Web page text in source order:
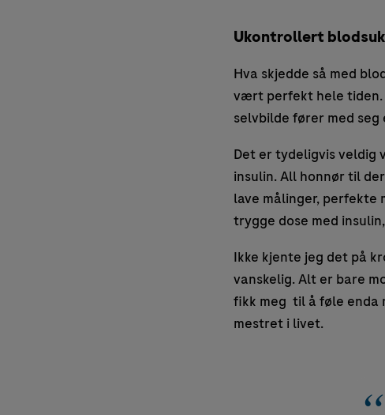
Ukontrollert
Hva skjedde så med
vært perfekt hele tiden.
selvbilde fører med
Det er tydeligvis veldig
insulin. All honnør til
lave målinger, perfekte
trygge dose med
Ikke kjente jeg det på
vanskelig. Alt er bare
fikk meg til å føle enda
mestret i livet.